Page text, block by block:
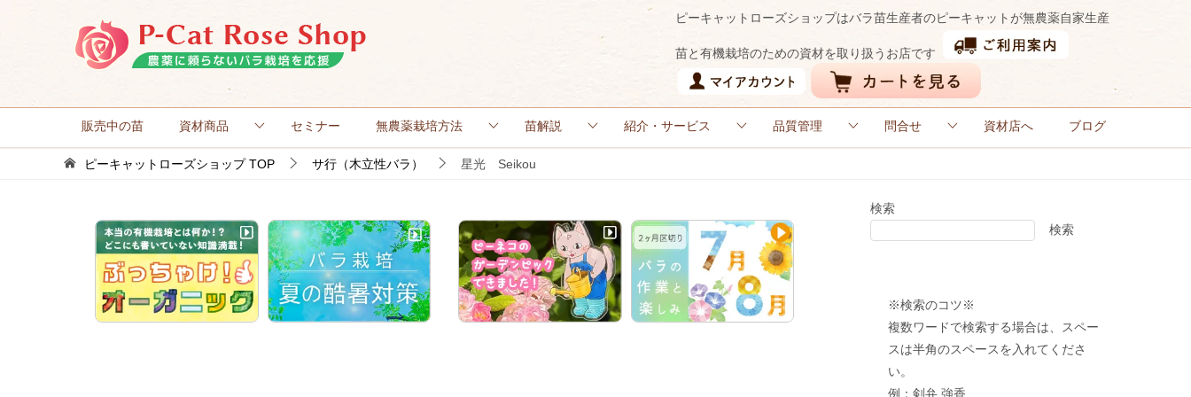
ピーキャットローズショップはバラ苗生産者のピーキャットが無農薬自家生産
苗と有機栽培のための資材を取り扱うお店です
販売中の苗 資材商品 セミナー 無農薬栽培方法 苗解説 紹介・サービス 品質管理 問合せ 資材店へ ブログ
ピーキャットローズショップTOP サ行（木立性バラ） 星光 Seikou
検索
検索
※検索のコツ※
複数ワードで検索する場合は、スペー
スは半角のスペースを入れてくださ
い。
例：剣弁 強香